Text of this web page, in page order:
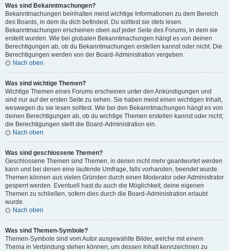
Was sind Bekanntmachungen?
Bekanntmachungen beinhalten meist wichtige Informationen zu dem Bereich
des Boards, in dem du dich befindest. Du solltest sie stets lesen.
Bekanntmachungen erscheinen oben auf jeder Seite des Forums, in dem sie
erstellt wurden. Wie bei globalen Bekanntmachungen hängt es von deinen
Berechtigungen ab, ob du Bekanntmachungen erstellen kannst oder nicht. Die
Berechtigungen werden von der Board-Administration vergeben.
Nach oben
Was sind wichtige Themen?
Wichtige Themen eines Forums erscheinen unter den Ankündigungen und
sind nur auf der ersten Seite zu sehen. Sie haben meist einen wichtigen Inhalt,
weswegen du sie lesen solltest. Wie bei den Bekanntmachungen hängt es von
deinen Berechtigungen ab, ob du wichtige Themen erstellen kannst oder nicht;
die Berechtigungen stellt die Board-Administration ein.
Nach oben
Was sind geschlossene Themen?
Geschlossene Themen sind Themen, in denen nicht mehr geantwortet werden
kann und bei denen eine laufende Umfrage, falls vorhanden, beendet wurde.
Themen können aus vielen Gründen durch einen Moderator oder Administrator
gesperrt werden. Eventuell hast du auch die Möglichkeit, deine eigenen
Themen zu schließen, sofern dies durch die Board-Administration erlaubt
wurde.
Nach oben
Was sind Themen-Symbole?
Themen-Symbole sind vom Autor ausgewählte Bilder, welche mit einem
Thema in Verbindung stehen können, um dessen Inhalt kennzeichnen zu